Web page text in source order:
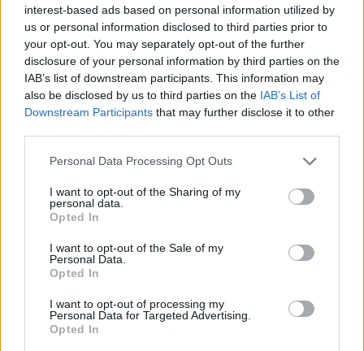
interest-based ads based on personal information utilized by
us or personal information disclosed to third parties prior to
your opt-out. You may separately opt-out of the further
disclosure of your personal information by third parties on the
IAB’s list of downstream participants. This information may
also be disclosed by us to third parties on the IAB’s List of
Downstream Participants that may further disclose it to other
Please note that this website/app uses one or more Google
not limited to your visit or usage behaviour. You may click to
grant or deny consent to Google and its third-party tags to
use your data for below specified purposes in below Google
consent section.
Personal Data Processing Opt Outs
I want to opt-out of the Sharing of my
personal data.
Opted In
I want to opt-out of the Sale of my
Personal Data.
Opted In
I want to opt-out of processing my
Personal Data for Targeted Advertising.
Opted In